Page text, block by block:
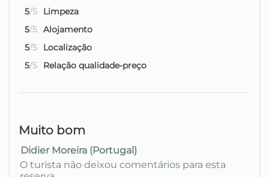
5/5
Limpeza
5/5 Alojamento
5/5
Localização
5/5 Relação qualidade-preço
Muito bom
Didier Moreira (Portugal)
O turista não deixou comentários para esta